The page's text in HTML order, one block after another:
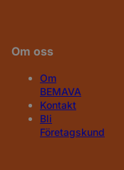
Om oss
Om
BEMAVA
Kontakt
Bli
Företagskund